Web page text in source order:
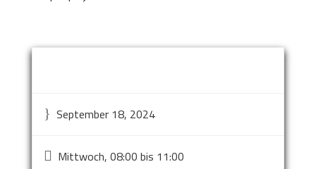
} September 18, 2024
 Mittwoch, 08:00 bis 11:00